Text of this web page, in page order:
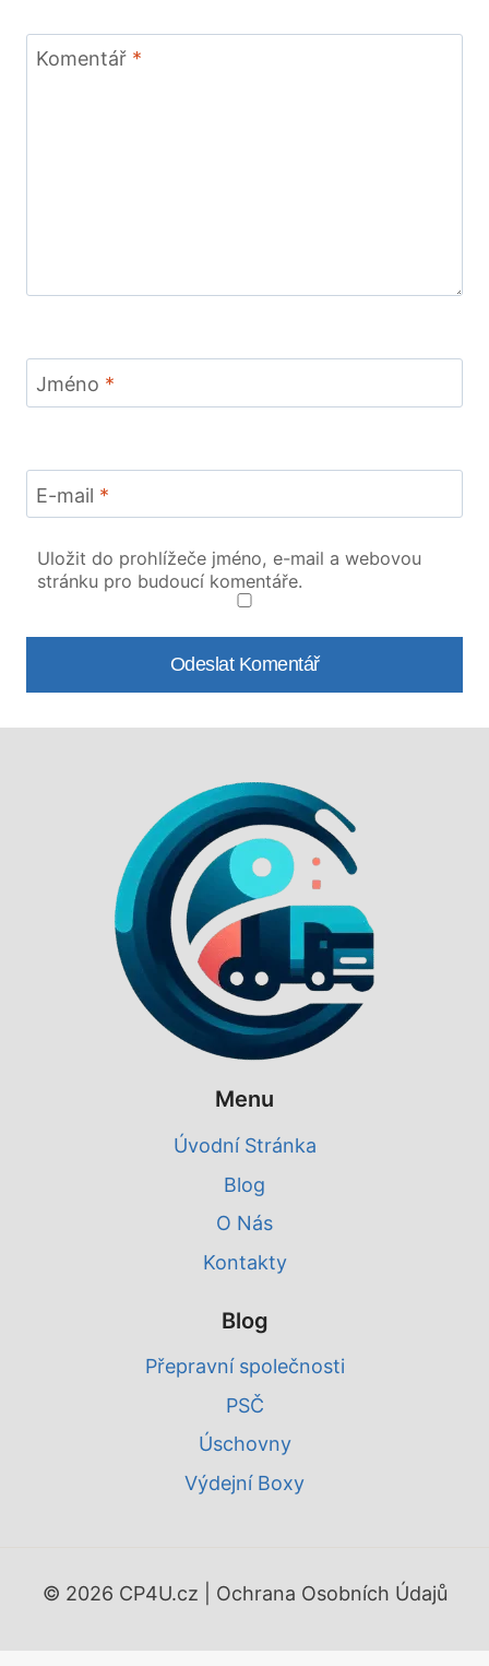
Komentář *
Jméno *
E-mail *
Uložit do prohlížeče jméno, e-mail a webovou
stránku pro budoucí komentáře.
Menu
Úvodní Stránka
Blog
O Nás
Kontakty
Blog
Přepravní společnosti
PSČ
Úschovny
Výdejní Boxy
© 2026 CP4U.cz | Ochrana Osobních Údajů